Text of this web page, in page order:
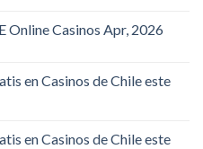
Online Casinos Apr, 2026
en Casinos de Chile este
en Casinos de Chile este